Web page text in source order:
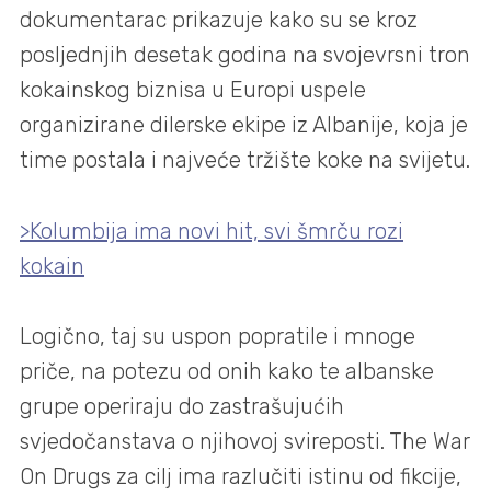
dokumentarac prikazuje kako su se kroz
posljednjih desetak godina na svojevrsni tron
kokainskog biznisa u Europi uspele
organizirane dilerske ekipe iz Albanije, koja je
time postala i najveće tržište koke na svijetu.
>Kolumbija ima novi hit, svi šmrču rozi
kokain
Logično, taj su uspon popratile i mnoge
priče, na potezu od onih kako te albanske
grupe operiraju do zastrašujućih
svjedočanstava o njihovoj svireposti. The War
On Drugs za cilj ima razlučiti istinu od fikcije,